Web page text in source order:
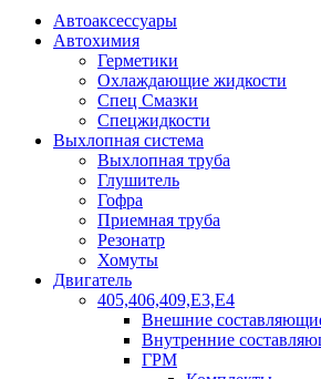
Автоаксессуары
Автохимия
Герметики
Охлаждающие жидкости
Спец Смазки
Спецжидкости
Выхлопная система
Выхлопная труба
Глушитель
Гофра
Приемная труба
Резонатр
Хомуты
Двигатель
405,406,409,Е3,Е4
Внешние
Внутренние
ГРМ